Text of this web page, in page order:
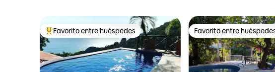
Favorito entre huéspedes preferido
Favorito entre huéspedes Favorito entre
Favorito entre